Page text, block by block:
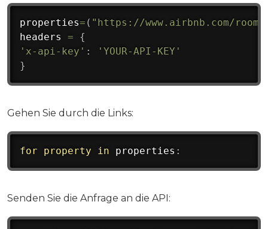
properties= ( "https://www.airbnb.com/rooms/
headers =
{
'x-api-key' :
'YOUR-API-KEY'
}
Gehen Sie durch die Links:
for property in properties :
Senden Sie die Anfrage an die API: